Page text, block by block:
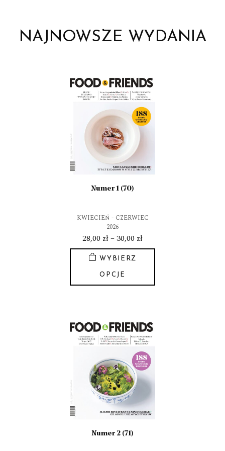
NAJNOWSZE WYDANIA
Numer 1 (70)
KWIECIEŃ - CZERWIEC
2026
28,00 zł–30,00 złZakres
cen:
do
WYBIERZ
OPCJE
wiele
wariantów.
można
wybrać
na
stronie
produktu
Numer 2 (71)